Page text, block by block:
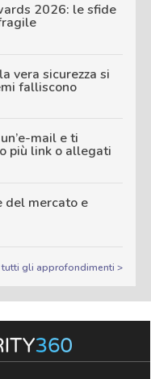
2026: le sfide
vera sicurezza si
falliscono
mail e ti
più link o allegati
del mercato e
tutti gli approfondimenti >